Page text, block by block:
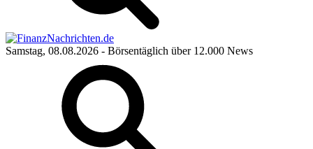
Samstag, 08.08.2026 - Börsentäglich über 12.000 News